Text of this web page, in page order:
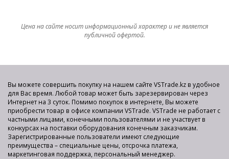
Цена на сайте носит информационный характер и не является
публичной офертой.
Вы можете совершить покупку на нашем сайте VSTrade.kz в удобное
для Вас время. Любой товар может быть зарезервирован через
Интернет на 3 суток. Помимо покупок в интернете, Вы можете
приобрести товар в офисе компании VSTrade. VSTrade не работает с
частными лицами, конечными пользователями и не участвует в
конкурсах на поставки оборудования конечным заказчикам.
Зарегистрированные пользователи имеют следующие
преимущества – специальные цены, отсрочка платежа,
маркетинговая поддержка, персональный менеджер.